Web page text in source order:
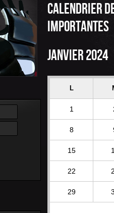
CALENDRIER
IMPORTANTES
JANVIER 2024
L
1
8
15
22
29